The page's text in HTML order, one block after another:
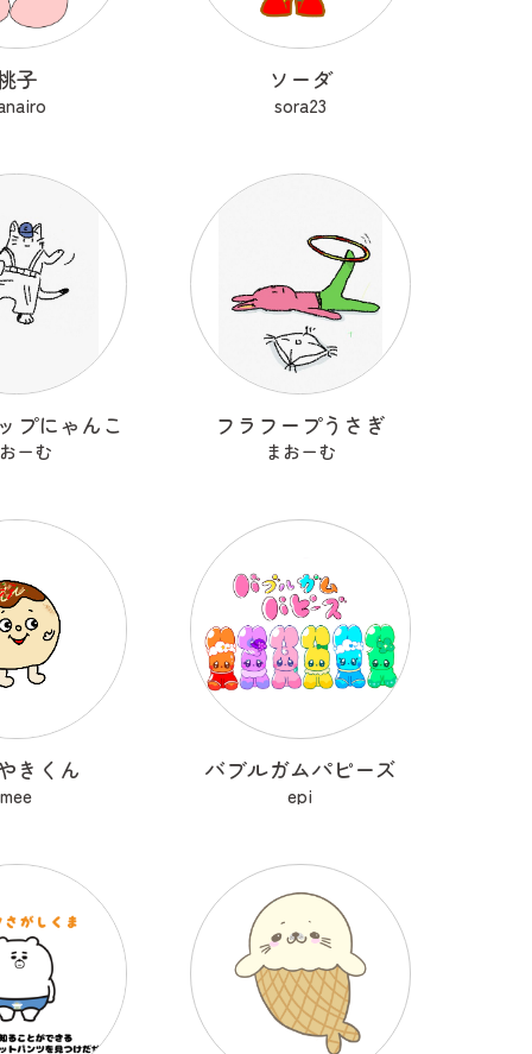
子 ソーダ
sora23
プにゃんこ
ーむ
フラフープうさぎ
まおーむ
きくん
mee
バブルガムパピーズ
epi